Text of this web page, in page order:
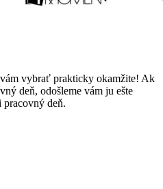
vybrať prakticky okamžite! Ak
deň, odošleme vám ju ešte
pracovný deň.